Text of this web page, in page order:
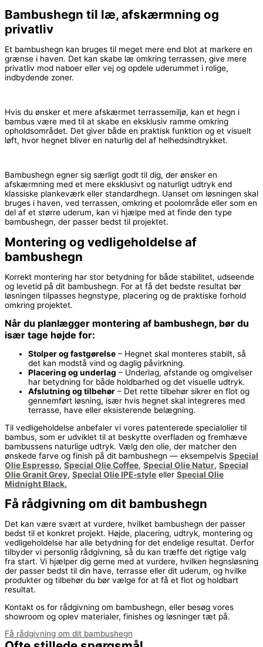
Bambushegn til læ, afskærmning og
privatliv
Et bambushegn kan bruges til meget mere end blot at markere en
grænse i haven. Det kan skabe læ omkring terrassen, give mere
privatliv mod naboer eller vej og opdele uderummet i rolige,
indbydende zoner.
Hvis du ønsker et mere afskærmet terrassemiljø, kan et hegn i
bambus være med til at skabe en eksklusiv ramme omkring
opholdsområdet. Det giver både en praktisk funktion og et visuelt
løft, hvor hegnet bliver en naturlig del af helhedsindtrykket.
Bambushegn egner sig særligt godt til dig, der ønsker en
afskærmning med et mere eksklusivt og naturligt udtryk end
klassiske plankeværk eller standardhegn. Uanset om løsningen skal
bruges i haven, ved terrassen, omkring et poolområde eller som en
del af et større uderum, kan vi hjælpe med at finde den type
bambushegn, der passer bedst til projektet.
Montering og vedligeholdelse af
bambushegn
Korrekt montering har stor betydning for både stabilitet, udseende
og levetid på dit bambushegn. For at få det bedste resultat bør
løsningen tilpasses hegnstype, placering og de praktiske forhold
omkring projektet.
Når du planlægger montering af bambushegn, bør du
især tage højde for:
Stolper og fastgørelse – Hegnet skal monteres stabilt, så
det kan modstå vind og daglig påvirkning.
Placering og underlag – Underlag, afstande og omgivelser
har betydning for både holdbarhed og det visuelle udtryk.
Afslutning og tilbehør – Det rette tilbehør sikrer en flot og
gennemført løsning, især hvis hegnet skal integreres med
terrasse, have eller eksisterende belægning.
Til vedligeholdelse anbefaler vi vores patenterede specialolier til
bambus, som er udviklet til at beskytte overfladen og fremhæve
bambussens naturlige udtryk. Vælg den olie, der matcher den
ønskede farve og finish på dit bambushegn — eksempelvis Special
Olie Espresso, Special Olie Coffee, Special Olie Natur, Special
Olie Granit Grey, Special Olie IPE-style eller Special Olie
Midnight Black.
Få rådgivning om dit bambushegn
Det kan være svært at vurdere, hvilket bambushegn der passer
bedst til et konkret projekt. Højde, placering, udtryk, montering og
vedligeholdelse har alle betydning for det endelige resultat. Derfor
tilbyder vi personlig rådgivning, så du kan træffe det rigtige valg
fra start. Vi hjælper dig gerne med at vurdere, hvilken hegnsløsning
der passer bedst til din have, terrasse eller dit uderum, og hvilke
produkter og tilbehør du bør vælge for at få et flot og holdbart
resultat.
Kontakt os for rådgivning om bambushegn, eller besøg vores
showroom og oplev materialer, finishes og løsninger tæt på.
Få rådgivning om dit bambushegn